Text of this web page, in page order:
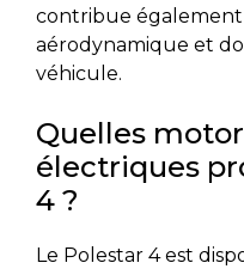
contribue également
aérodynamique et
véhicule.
Quelles
électriques
4 ?
Le Polestar 4 est